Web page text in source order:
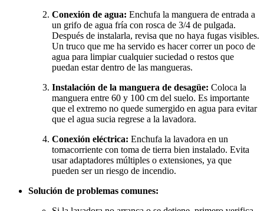
Conexión de agua: Enchufa la manguera de entrada a
un grifo de agua fría con rosca de 3/4 de pulgada.
Después de instalarla, revisa que no haya fugas visibles.
Un truco que me ha servido es hacer correr un poco de
agua para limpiar cualquier suciedad o restos que
puedan estar dentro de las mangueras.
Instalación de la manguera de desagüe: Coloca la
manguera entre 60 y 100 cm del suelo. Es importante
que el extremo no quede sumergido en agua para evitar
que el agua sucia regrese a la lavadora.
Conexión eléctrica: Enchufa la lavadora en un
tomacorriente con toma de tierra bien instalado. Evita
usar adaptadores múltiples o extensiones, ya que
pueden ser un riesgo de incendio.
Solución de problemas comunes: